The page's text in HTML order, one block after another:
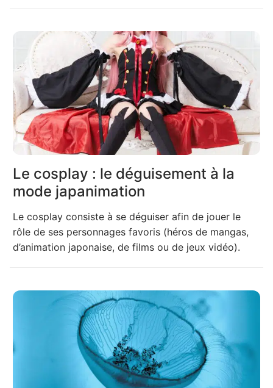
Le cosplay : le déguisement à la
mode japanimation
Le cosplay consiste à se déguiser afin de jouer le
rôle de ses personnages favoris (héros de mangas,
d’animation japonaise, de films ou de jeux vidéo).